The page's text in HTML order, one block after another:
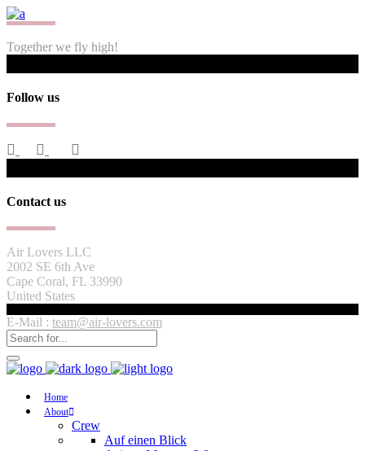
Together we fly high!
Follow us
Contact us
Air Lovers LLC
2002 SE 6th Ave
Cape Coral, FL 33990
United States
E-Mail : team@air-lovers.com
Home
About
Crew
Auf einen Blick